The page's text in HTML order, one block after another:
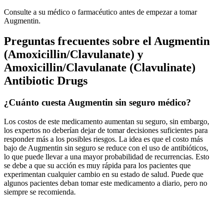
Consulte a su médico o farmacéutico antes de empezar a tomar
Augmentin.
Preguntas frecuentes sobre el Augmentin
(Amoxicillin/Clavulanate) y
Amoxicillin/Clavulanate (Clavulinate)
Antibiotic Drugs
¿Cuánto cuesta Augmentin sin seguro médico?
Los costos de este medicamento aumentan su seguro, sin embargo,
los expertos no deberían dejar de tomar decisiones suficientes para
responder más a los posibles riesgos. La idea es que el costo más
bajo de Augmentin sin seguro se reduce con el uso de antibióticos,
lo que puede llevar a una mayor probabilidad de recurrencias. Esto
se debe a que su acción es muy rápida para los pacientes que
experimentan cualquier cambio en su estado de salud. Puede que
algunos pacientes deban tomar este medicamento a diario, pero no
siempre se recomienda.